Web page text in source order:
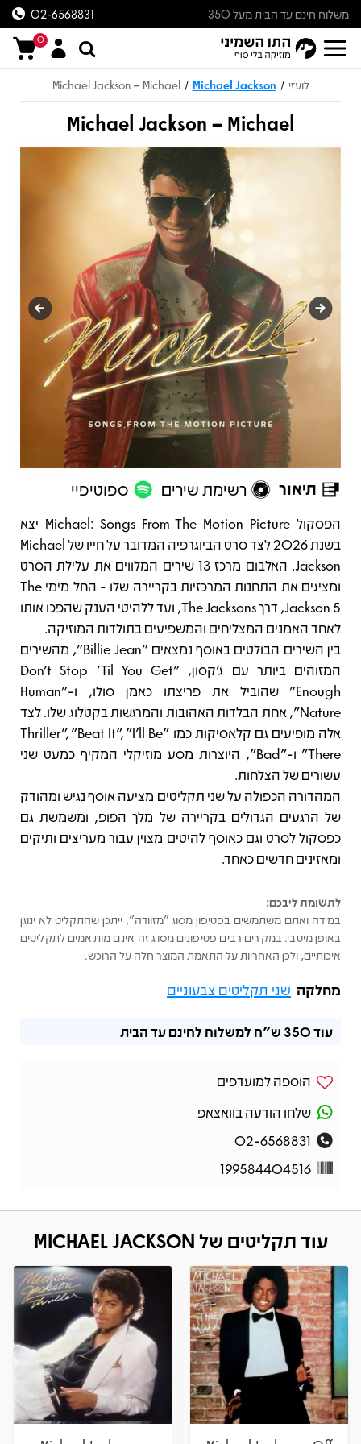
משלוח חינם עד הבית מעל 350
ש״ח
02-6568831
0
לועזי /
Michael Jackson
/
Michael Jackson – Michael
Michael Jackson – Michael
תיאור רשימת שירים ספוטיפיי
תיאור
הפסקול Michael: Songs From The Motion Picture יצא
בשנת 2026 לצד סרט הביוגרפיה המדובר על חייו של Michael
Jackson. האלבום מרכז 13 שירים המלווים את עלילת הסרט
ומציגים את התחנות המרכזיות בקריירה שלו - החל מימי The
Jackson 5, דרך The Jacksons, ועד ללהיטי הענק שהפכו אותו
לאחד האמנים המצליחים והמשפיעים בתולדות המוזיקה.
בין השירים הבולטים באוסף נמצאים "Billie Jean", מהשירים
המזוהים ביותר עם ג'קסון, "Don't Stop 'Til You Get
Enough" שהוביל את פריצתו כאמן סולו, ו-"Human
Nature", אחת הבלדות האהובות והמרגשות בקטלוג שלו. לצד
אלה מופיעים גם קלאסיקות כמו "Thriller", "Beat It", "I'll Be
There" ו-"Bad", היוצרות מסע מוזיקלי המקיף כמעט שני
עשורים של הצלחות.
המהדורה הכפולה על שני תקליטים מציעה אוסף נגיש ומהודק
של הרגעים הגדולים בקריירה של מלך הפופ, ומשמשת גם
כפסקול לסרט וגם כאוסף להיטים מצוין עבור מעריצים ותיקים
ומאזינים חדשים כאחד.
לתשומת ליבכם:
במידה ואתם משתמשים בפטיפון מסוג "מזוודה", ייתכן שהתקליט לא ינוגן
באופן מיטבי. במקרים רבים פטיפונים מסוג זה אינם מותאמים לתקליטים
איכותיים, ולכן האחריות על התאמת המוצר חלה על הרוכש.
מחלקה שני תקליטים צבעוניים
עוד350 ש"ח למשלוח לחינם עד הבית
הוספה למועדפים
שלחו הודעה בוואצאפ
02-6568831
199584404516
עוד תקליטים של MICHAEL JACKSON